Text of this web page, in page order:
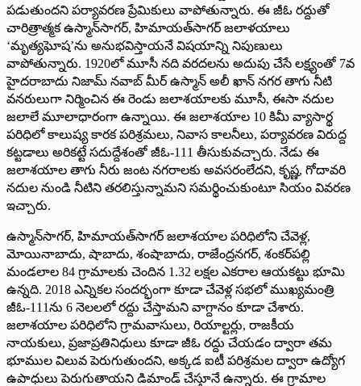
పడుతుందని పర్యావరణ ప్రేమికులు వాపోతున్నారు. ఈ జీఓ రద్దుతో
చారిత్రాత్మక ఉస్మాన్‌సాగర్‌, ‌హిమాయత్‌సాగర్‌ ‌జలాళయాలు
‘మృత్యఘోష’ను అనుభవిస్తాయనే విషయాన్ని నిపుణులు
వాపోతున్నారు. 1920లో మూసీ నది వరదలను అదుపు చేసే లక్ష్యంతో 7వ
హైదరాబాదు నిజామ్‌ ‌నవాబ్‌ ‌మీర్‌ ఉస్మాన్‌ అలీ ఖాన్‌ ‌నగర తాగు నీటి
వనరులుగా నిర్మించిన ఈ రెండు జలాశయాలకు మూసీ, ఈసా నదుల
జలాలే మూలాధారంగా ఉన్నాయి. ఈ జలాశయాల 10 కిమీ వ్యాసార్థ
పరిధిలో కాలుష్య కారక పరిశ్రమలు, నివాస కాలనీలు, పర్యావరణ విరుద్ద
కట్టడాలు అరికట్టే సదుద్దేశంతో జీఓ-111 తీసుకువచ్చారు. నేడు ఈ
జలాశయాల తాగు నీరు జంట నగరాలకు అవసరంలేదని, కృష్ణ, గోదావరి
నదుల నుండి నీటిని తరలిస్తున్నామని సమర్థించుకుంటూ సియం వివరణ
ఇచ్చారు.
ఉస్మాన్‌సాగర్‌, ‌హిమాయత్‌సాగర్‌ ‌జలాశయాల పరిధిలోని చేవెళ్ల,
మోయినాబాదు, షాబాదు, శంషాబాదు, రాజేంద్రనగర్‌, ‌శంకర్‌పల్లి
మండలాల 84 గ్రామాలకు చెందిన 1.32 లక్షల ఎకరాల ఆయకట్టు భూమి
ఉన్నది. 2018 ఎన్నికల సందర్భంగా కూడా చేవెళ్ల సభలో ముఖ్యమంత్రి
జీఓ-111ను 6 నెలలలో రద్దు చేస్తామని వాగ్దానం కూడా చేశారు.
జలాశయాల పరిధిలోని గ్రామవాసులు, రియాల్టర్లు, రాజకీయ
నాయకులు, ప్రజాప్రతినిధులు కూడా జీఓ రద్దు చేయడం ద్వారా తమ
భూముల విలువ పెరుగుతుందని, అక్కడ ఐటీ పరిశ్రమల ద్వారా ఉద్యోగ
ఉపాధులు పెరుగుతాయని డిమాండ్‌ ‌చేస్తూనే ఉన్నారు. ఈ గ్రామాల